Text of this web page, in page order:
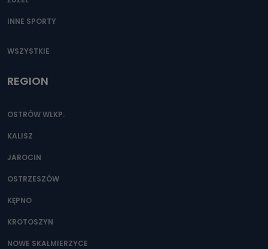
INNE SPORTY
WSZYSTKIE
REGION
OSTRÓW WLKP.
KALISZ
JAROCIN
OSTRZESZÓW
KĘPNO
KROTOSZYN
NOWE SKALMIERZYCE